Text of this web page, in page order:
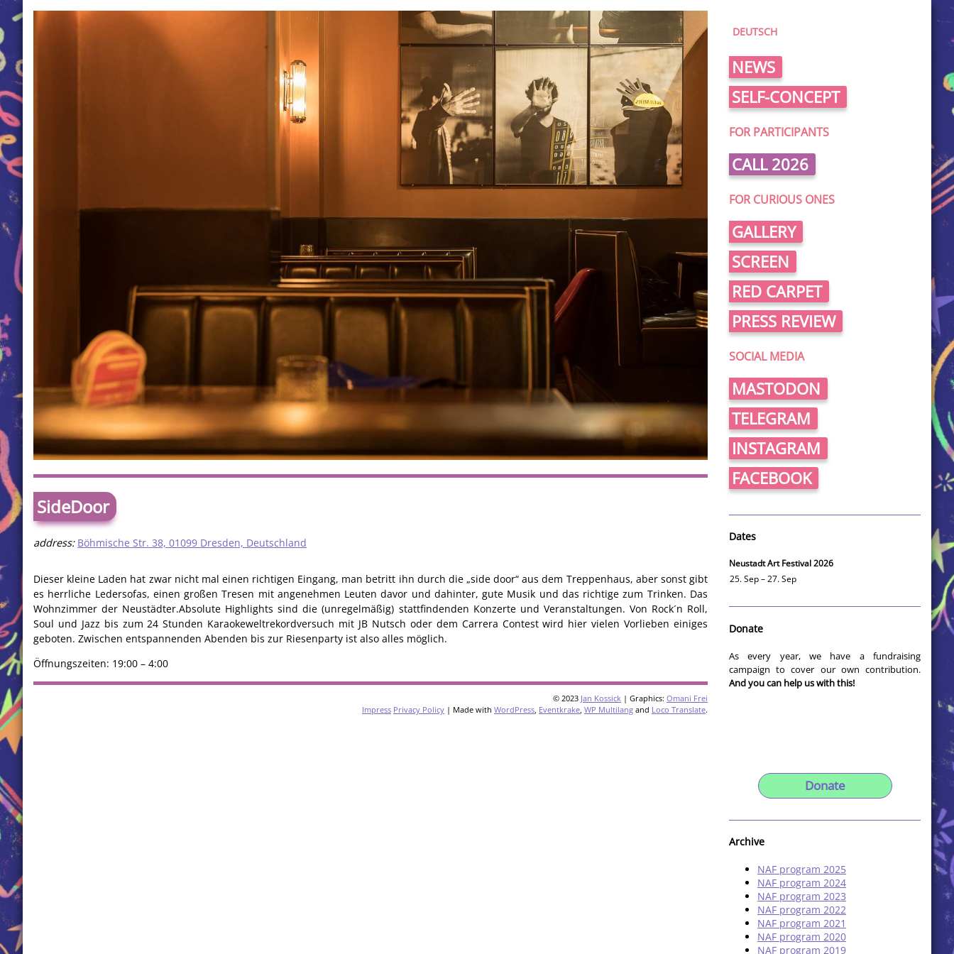
SideDoor
address: Böhmische Str. 38, 01099 Dresden, Deutschland
Dieser kleine Laden hat zwar nicht mal einen richtigen Eingang, man betritt ihn durch die „side door“ aus dem Treppenhaus, aber sonst gibt
es herrliche Ledersofas, einen großen Tresen mit angenehmen Leuten davor und dahinter, gute Musik und das richtige zum Trinken. Das
Wohnzimmer der Neustädter.Absolute Highlights sind die (unregelmäßig) stattfindenden Konzerte und Veranstaltungen. Von Rock´n Roll,
Soul und Jazz bis zum 24 Stunden Karaokeweltrekordversuch mit JB Nutsch oder dem Carrera Contest wird hier vielen Vorlieben einiges
geboten. Zwischen entspannenden Abenden bis zur Riesenparty ist also alles möglich.
Öffnungszeiten: 19:00 – 4:00
© 2023 Jan Kossick | Graphics: Omani Frei
Impress Privacy Policy | Made with WordPress, Eventkrake, WP Multilang and Loco Translate.
DEUTSCH
NEWS
SELF-CONCEPT
FOR PARTICIPANTS
CALL 2026
FOR CURIOUS ONES
GALLERY
SCREEN
RED CARPET
PRESS REVIEW
SOCIAL MEDIA
MASTODON
TELEGRAM
INSTAGRAM
FACEBOOK
Dates
Neustadt Art Festival 2026
25. Sep – 27. Sep
Donate
As every year, we have a fundraising
campaign to cover our own contribution.
And you can help us with this!
Donate
Archive
NAF program 2025
NAF program 2024
NAF program 2023
NAF program 2022
NAF program 2021
NAF program 2020
NAF program 2019